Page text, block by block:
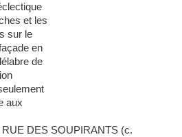
et les
sur le
en
de
aux
DES SOUPIRANTS (c.